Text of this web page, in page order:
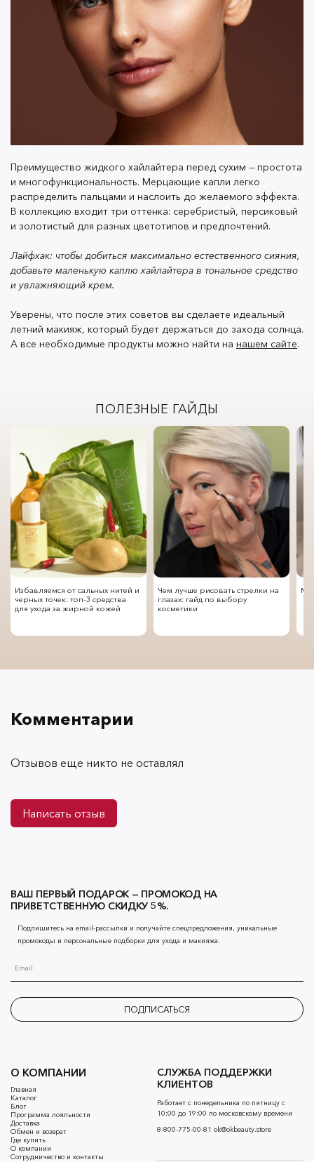
Преимущество жидкого хайлайтера перед сухим — простота
и многофункциональность. Мерцающие капли легко
распределить пальцами и наслоить до желаемого эффекта.
В коллекцию входит три оттенка: серебристый, персиковый
и золотистый для разных цветотипов и предпочтений.
Лайфхак: чтобы добиться максимально естественного сияния,
добавьте маленькую каплю хайлайтера в тональное средство
и увлажняющий крем.
Уверены, что после этих советов вы сделаете идеальный
летний макияж, который будет держаться до захода солнца.
А все необходимые продукты можно найти на нашем сайте.
ПОЛЕЗНЫЕ ГАЙДЫ
Избавляемся от сальных нитей и
черных точек: топ-3 средства
для ухода за жирной кожей
Чем лучше рисовать стрелки на
глазах: гайд по выбору
косметики
Комментарии
Отзывов еще никто не оставлял
Написать отзыв
О КОМПАНИИ
Главная
Каталог
Блог
Программа лояльности
Доставка
Обмен и возврат
Где купить
О компании
Сотрудничество и контакты
СЛУЖБА ПОДДЕРЖКИ
КЛИЕНТОВ
Работает с понедельника по пятницу с
10:00 до 19:00 по московскому времени
8-800-775-00-81 ok@okbeauty.store
ВАШ ПЕРВЫЙ ПОДАРОК — ПРОМОКОД НА
ПРИВЕТСТВЕННУЮ СКИДКУ 5%.
Подпишитесь на email-рассылки и получайте спецпредложения, уникальные
промокоды и персональные подборки для ухода и макияжа.
ПОДПИСАТЬСЯ